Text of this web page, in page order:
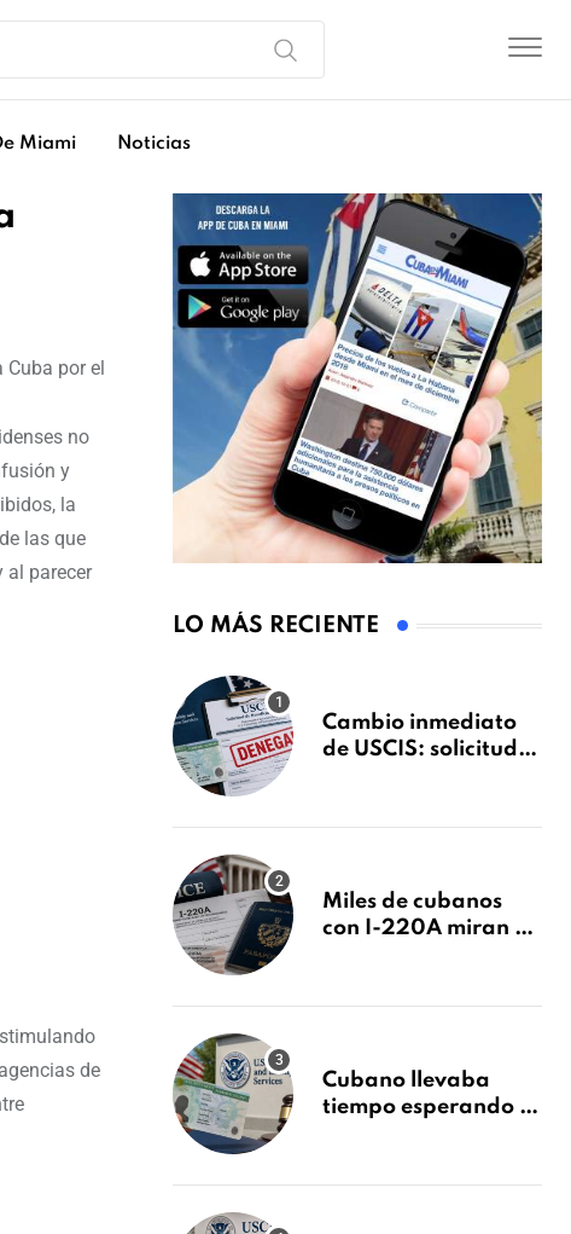
Miami Noticias
por el
no
y
la
las que
al parecer
de
LO MÁS RECIENTE
Cambio inmediato
de USCIS: solicitudes
sin previo aviso
Miles de cubanos
con I-220A miran al
decidirse en una
Cubano llevaba
tiempo esperando su
tras Writ of